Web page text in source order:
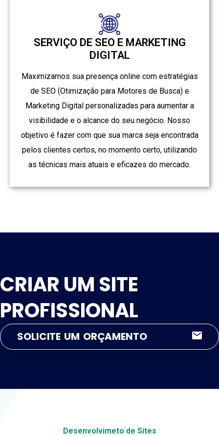
SERVIÇO DE SEO E MARKETING
DIGITAL
Maximizamos sua presença online com estratégias
de SEO (Otimização para Motores de Busca) e
Marketing Digital personalizadas para aumentar a
visibilidade e o alcance do seu negócio. Nosso
objetivo é fazer com que sua marca seja encontrada
pelos clientes certos, no momento certo, utilizando
as técnicas mais atuais e eficazes do mercado.
CRIAR UM SITE
PROFISSIONAL
SOLICITE UM ORÇAMENTO
Desenvolvimeto de Sites